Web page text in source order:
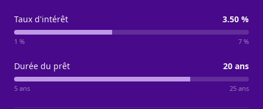
Taux d'intérêt 3.50 %
1 % 7 %
Durée du prêt 20 ans
5 ans 25 ans